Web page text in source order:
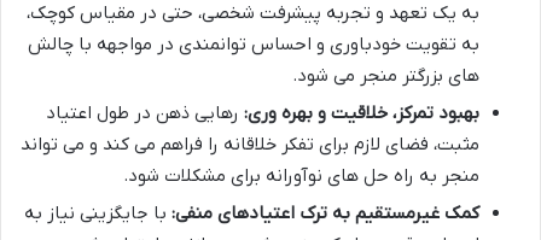
به یک تعهد و تجربه پیشرفت شخصی، حتی در مقیاس کوچک،
به تقویت خودباوری و احساس توانمندی در مواجهه با چالش
های بزرگتر منجر می شود.
بهبود تمرکز، خلاقیت و بهره وری: رهایی ذهن در طول اعتیاد
مثبت، فضای لازم برای تفکر خلاقانه را فراهم می کند و می تواند
منجر به راه حل های نوآورانه برای مشکلات شود.
کمک غیرمستقیم به ترک اعتیادهای منفی: با جایگزینی نیاز به